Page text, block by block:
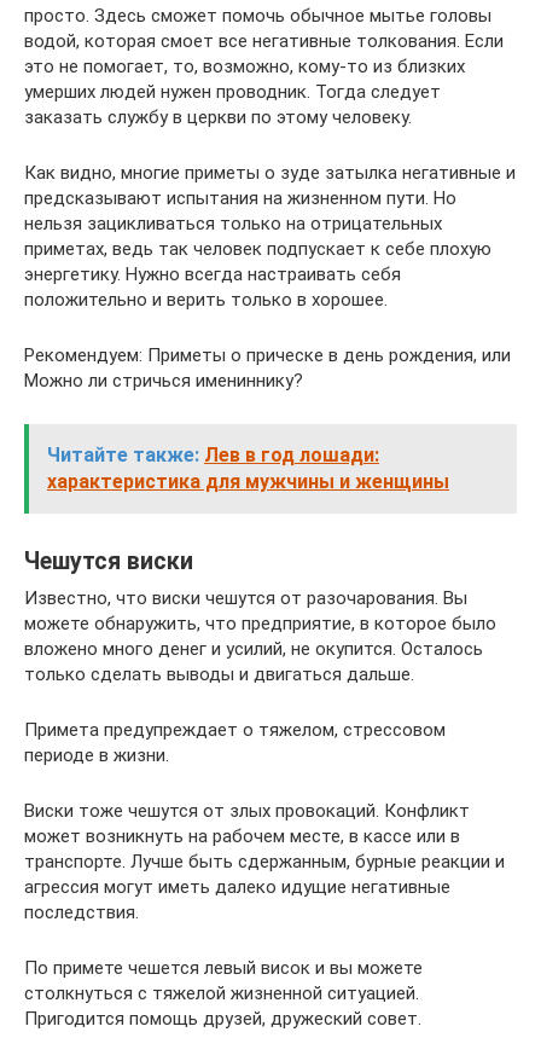
просто. Здесь сможет помочь обычное мытье головы
водой, которая смоет все негативные толкования. Если
это не помогает, то, возможно, кому-то из близких
умерших людей нужен проводник. Тогда следует
заказать службу в церкви по этому человеку.
Как видно, многие приметы о зуде затылка негативные и
предсказывают испытания на жизненном пути. Но
нельзя зацикливаться только на отрицательных
приметах, ведь так человек подпускает к себе плохую
энергетику. Нужно всегда настраивать себя
положительно и верить только в хорошее.
Рекомендуем: Приметы о прическе в день рождения, или
Можно ли стричься имениннику?
Читайте также: Лев в год лошади:
характеристика для мужчины и женщины
Чешутся виски
Известно, что виски чешутся от разочарования. Вы
можете обнаружить, что предприятие, в которое было
вложено много денег и усилий, не окупится. Осталось
только сделать выводы и двигаться дальше.
Примета предупреждает о тяжелом, стрессовом
периоде в жизни.
Виски тоже чешутся от злых провокаций. Конфликт
может возникнуть на рабочем месте, в кассе или в
транспорте. Лучше быть сдержанным, бурные реакции и
агрессия могут иметь далеко идущие негативные
последствия.
По примете чешется левый висок и вы можете
столкнуться с тяжелой жизненной ситуацией.
Пригодится помощь друзей, дружеский совет.